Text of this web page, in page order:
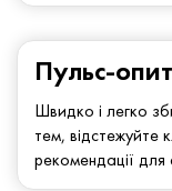
Пульс-
Швидко і легко
тем, відстежуйте
рекомендації для